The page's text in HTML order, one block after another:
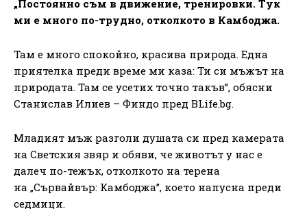
„Постоянно съм в движение, тренировки. Тук
ми е много по-трудно, отколкото в Камбоджа.
Там е много спокойно, красива природа. Една
приятелка преди време ми каза: Ти си мъжът на
природата. Там се усетих точно такъв”, обясни
Станислав Илиев – Финдо пред BLife.bg.
Младият мъж разголи душата си пред камерата
на Светския звяр и обяви, че животът у нас е
далеч по-тежък, отколкото на терена
на „Сървайвър: Камбоджа”, което напусна преди
седмици.